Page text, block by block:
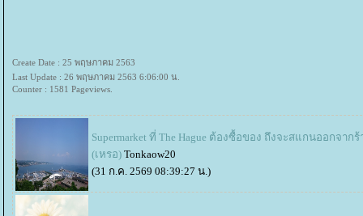
Create Date : 25 พฤษภาคม 2563
Last Update : 26 พฤษภาคม 2563 6:06:00 น.
Counter : 1581 Pageviews.
Supermarket ที่ The Hague ต้องซื้อของ ถึงจะสแกนออกจาก
(เหรอ) Tonkaow20
(31 ก.ค. 2569 08:39:27 น.)